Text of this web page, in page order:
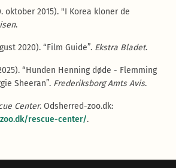
oktober 2015). "I Korea kloner de
.
2020). “Film Guide”. Ekstra Bladet.
“Hunden Henning døde - Flemming
Sheeran”. Frederiksborg Amts Avis.
Center. Odsherred-zoo.dk:
rescue-center/.